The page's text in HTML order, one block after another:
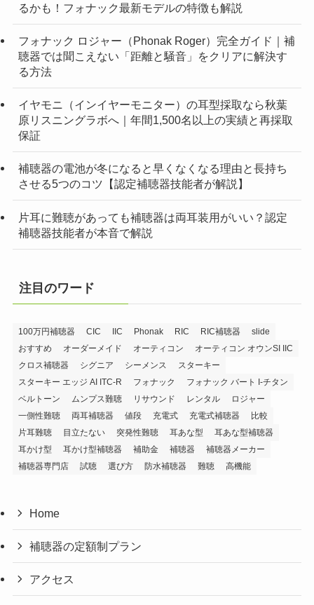
るかも！フォナック最新モデルの特徴も解説
フォナック ロジャー（Phonak Roger）完全ガイド｜補
聴器では聞こえない「距離と騒音」をクリアに解決す
る方法
イヤモニ（インイヤーモニター）の耳型採取なら秋葉
原リスニングラボへ｜年間1,500名以上の実績と再採取
保証
補聴器の電池が冬になると早くなくなる理由と長持ち
させる5つのコツ【認定補聴器技能者が解説】
片耳に難聴があっても補聴器は両耳装用がいい？認定
補聴器技能者が本音で解説
注目のワード
100万円補聴器 CIC IIC Phonak RIC RIC補聴器
slide
おすすめ
オーダーメイド オーティコン
オーティコン オウンSI IIC
クロス補聴器
シグニア シーメンス
スターキー
スターキー エッジ AI ITC-R
フォナック
フォナック バート I-チタン
ベルトーン
ムンプス難聴 リサウンド レンタル
ロジャー
一側性難聴
両耳補聴器 値段 充電式 充電式補聴器
比較
片耳難聴
目立たない 突発性難聴 耳あな型
耳あな型補聴器
耳かけ型
耳かけ型補聴器 補助金 補聴器
補聴器メーカー
補聴器専門店
試聴 選び方 防水補聴器 難聴 高機能
Home
補聴器の定額制プラン
アクセス